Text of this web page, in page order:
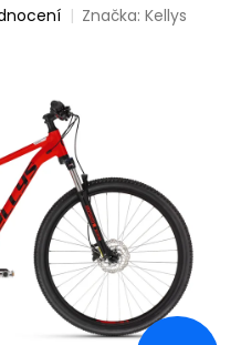
Značka:Kellys